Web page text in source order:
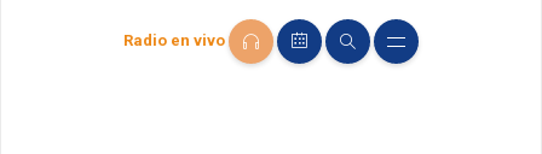
Radio en vivo